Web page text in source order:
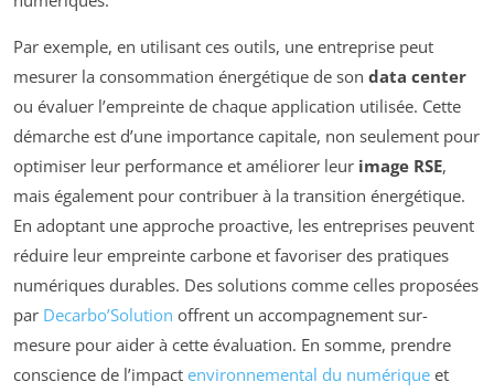
Par exemple, en utilisant ces outils, une entreprise peut
mesurer la consommation énergétique de son data center
ou évaluer l’empreinte de chaque application utilisée. Cette
démarche est d’une importance capitale, non seulement pour
optimiser leur performance et améliorer leur image RSE,
mais également pour contribuer à la transition énergétique.
En adoptant une approche proactive, les entreprises peuvent
réduire leur empreinte carbone et favoriser des pratiques
numériques durables. Des solutions comme celles proposées
par Decarbo’Solution offrent un accompagnement sur-
mesure pour aider à cette évaluation. En somme, prendre
conscience de l’impact environnemental du numérique et